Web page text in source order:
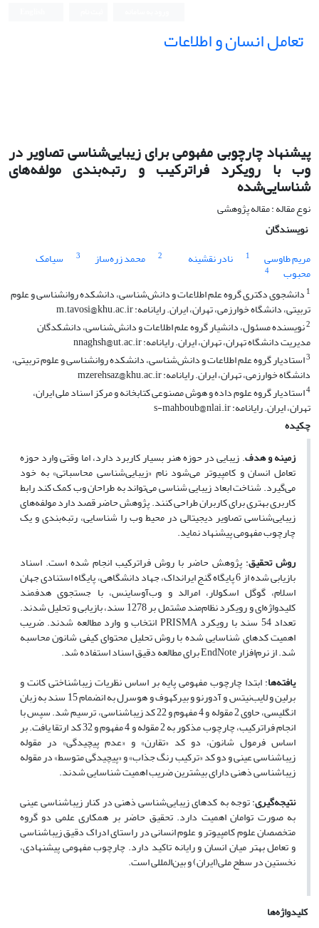
تعامل انسان و اطلاعات
پیشنهاد چارچوبی مفهومی برای زیبایی‌شناسی تصاویر در
وب با رویکرد فراترکیب و رتبه‌بندی مولفه‌های
شناسایی‌شده
نوع مقاله : مقاله پژوهشی
نویسندگان
مریم طاوسی
1 نادر نقشینه 2 محمد زره‌ساز 3 سیامک
محبوب
4
1 دانشجوی دکتری گروه علم اطلاعات و دانش‌شناسی، دانشکده روانشناسی و علوم
تربیتی، دانشگاه خوارزمی، تهران، ایران. رایانامه: m.tavosi@khu.ac.ir
2نویسنده مسئول، دانشیار گروه علم اطلاعات و دانش‌شناسی، دانشکدگان
مدیریت دانشگاه تهران، تهران، ایران. رایانامه: nnaghsh@ut.ac.ir
3استادیار گروه علم اطلاعات و دانش‌شناسی، دانشکده روانشناسی و علوم تربیتی،
دانشگاه خوارزمی، تهران، ایران. رایانامه: mzerehsaz@khu.ac.ir
4استادیار گروه علوم داده و هوش مصنوعی کتابخانه و مرکز اسناد ملی ایران،
تهران، ایران. رایانامه: s-mahboub@nlai.ir
چکیده
زمینه و هدف. زیبایی در حوزه هنر بسیار کاربرد دارد، اما وقتی وارد حوزه
تعامل انسان و کامپیوتر می‌شود نام «زیبایی‌شناسی محاسباتی» به خود
می‌گیرد. شناخت ابعاد زیبایی شناسی می‌تواند به طراحان وب کمک کند رابط
کاربری بهتری برای کاربران طراحی کنند. پژوهش حاضر قصد دارد مولفه‌های
زیبایی‌شناسی تصاویر دیجیتالی در محیط وب را شناسایی، رتبه‌بندی و یک
چارچوب مفهومی پیشنهاد نماید.
روش تحقیق: پژوهش حاضر با روش فراترکیب انجام شده است. اسناد
بازیابی شده از 6 پایگاه گنج ایرانداک، جهاد دانشگاهی، پایگاه استنادی جهان
اسلام، گوگل اسکولار، امرالد و وب‌آو‌ساینس، با جستجوی هدفمند
کلیدواژه‌ای و رویکرد نظام‌مند مشتمل بر 1278 سند، بازیابی و تحلیل شدند.
تعداد 54 سند با رویکرد PRISMAانتخاب و وارد مطالعه شدند. ضریب
اهمیت کدهای شناسایی شده با روش تحلیل محتوای کیفی شانون محاسبه
شد. از نرم‌افزارEndNoteبرای مطالعه دقیق اسناد استفاده شد.
یافته‌ها: ابتدا چارچوب مفهومی پایه بر اساس نظریات زیباشناختی کانت و
برلین و لایب‌نیتس و آدورنو و بیرکهوف و هوسرل به انضمام 15 سند به زبان
انگلیسی، حاوی 2 مقوله و 4 مفهوم و 22 کد زیباشناسی، ترسیم شد. سپس با
انجام فراترکیب، چارچوب مذکور به 2 مقوله و 4 مفهوم و 32 کد ارتقا یافت. بر
اساس فرمول شانون، دو کد «تقارن» و «عدم پیچیدگی» در مقوله
زیباشناسی عینی و دو کد «ترکیب رنگ جذاب» و «پیچیدگی متوسط» در مقوله
زیباشناسی ذهنی دارای بیشترین ضریب اهمیت شناسایی شدند.
نتیجه‌گیری: توجه به کدهای زیبایی‌شناسی ذهنی در کنار زیباشناسی عینی
به صورت توامان اهمیت دارد. تحقیق حاضر بر همکاری علمی دو گروه
متخصصان علوم کامپیوتر و علوم انسانی در راستای ادراک دقیق زیباشناسی
و تعامل بهتر میان انسان و رایانه تاکید دارد. چارچوب مفهومی پیشنهادی،
نخستین در سطح ملی(ایران) و بین‌المللی است.
کلیدواژه‌ها